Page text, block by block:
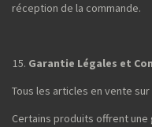
réception de la commande.
Garantie Légales et
Tous les articles en vente
Certains produits offrent une